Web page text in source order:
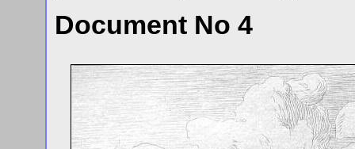
Document No 4